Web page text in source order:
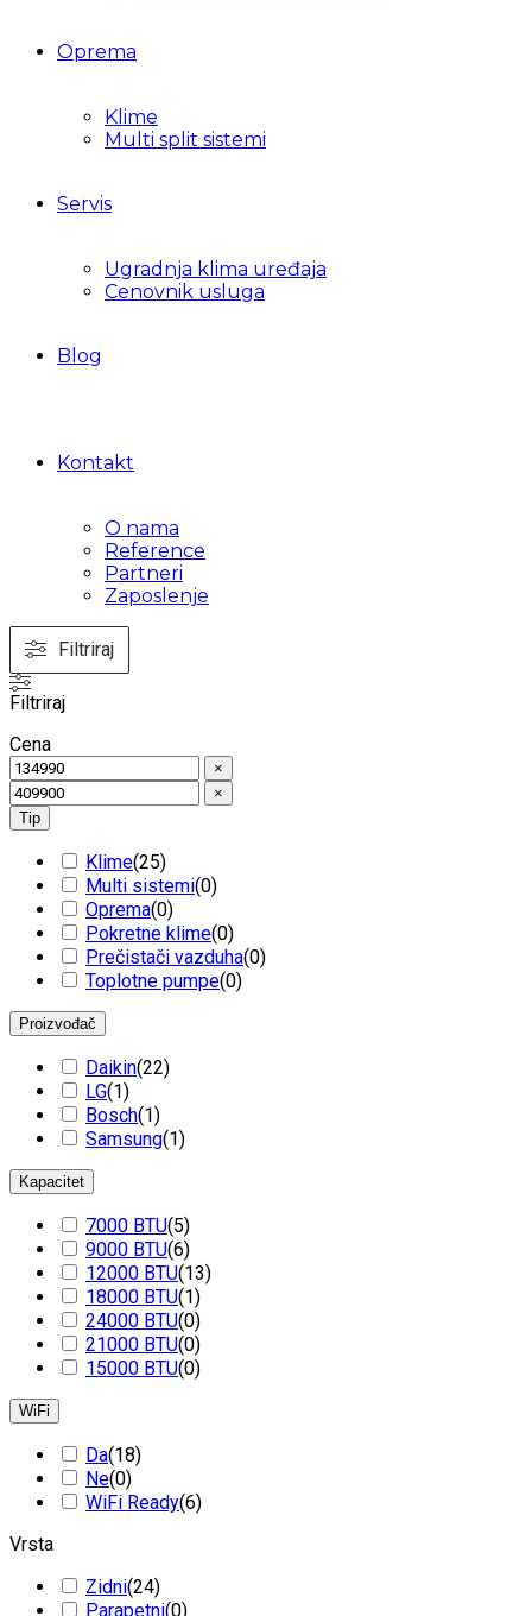
Oprema
Klime
Multi split sistemi
Servis
Ugradnja klima uređaja
Cenovnik usluga
Blog
Kontakt
O nama
Reference
Partneri
Zaposlenje
Filtriraj
Filtriraj
Cena
×
×
Tip
Klime(25)
Multi sistemi(0)
Oprema(0)
Pokretne klime(0)
Prečistači vazduha(0)
Toplotne pumpe(0)
Proizvođač
Daikin(22)
LG(1)
Bosch(1)
Samsung(1)
Kapacitet
7000 BTU(5)
9000 BTU(6)
12000 BTU(13)
18000 BTU(1)
24000 BTU(0)
21000 BTU(0)
15000 BTU(0)
WiFi
Da(18)
Ne(0)
WiFi Ready(6)
Vrsta
Zidni(24)
Parapetni(0)